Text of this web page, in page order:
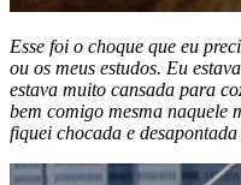
Esse foi o choque que eu
ou os meus estudos. Eu
estava muito cansada para
bem comigo mesma naquele
fiquei chocada e